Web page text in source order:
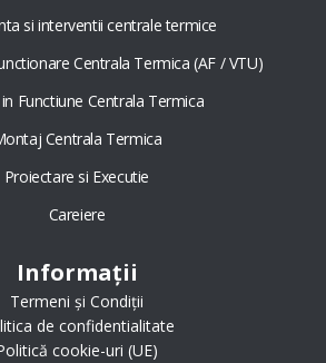
si interventii centrale termice
Centrala Termica (AF / VTU)
Functiune Centrala Termica
Centrala Termica
Proiectare si Executie
Careiere
Informații
Termeni și Condiții
de confidentialitate
cookie-uri (UE)